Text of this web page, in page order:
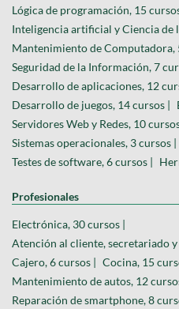
Lógica de programación, 15
Inteligencia artificial y Ciencia de
Mantenimiento de Computadora,
Seguridad de la Información, 7
Desarrollo de aplicaciones, 12
Desarrollo de juegos, 14 cursos |
Servidores Web y Redes, 10
Sistemas operacionales, 3 cursos |
Testes de software, 6 cursos |
Profesionales
Electrónica, 30 cursos |
Atención al cliente, secretariado
Cajero, 6 cursos | Cocina, 15
Mantenimiento de autos, 12
Reparación de smartphone, 8